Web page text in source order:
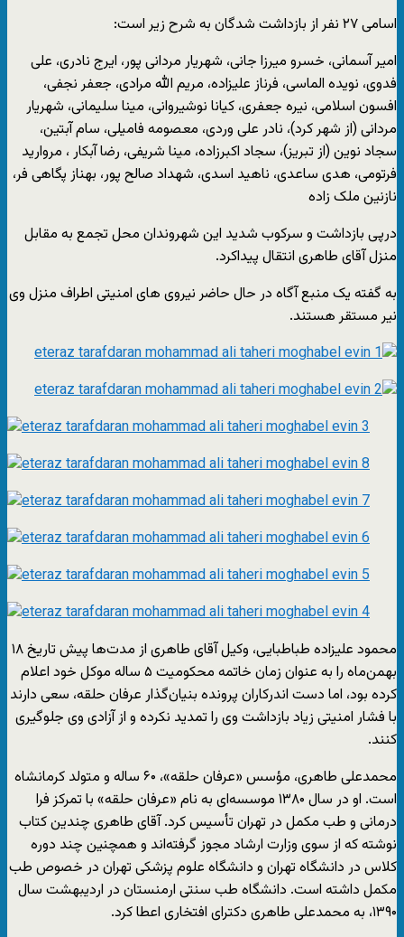
اسامی ۲۷ نفر از بازداشت شدگان به شرح زیر است:
امیر آسمانی، خسرو میرزا جانی، شهریار مردانی پور، ایرج نادری، علی
فدوی، نویده الماسی، فرناز علیزاده، مریم الله مرادی، جعفر نجفی،
افسون اسلامی، نیره جعفری، کیانا نوشیروانی، مینا سلیمانی، شهریار
مردانی (از شهر کرد)، نادر علی وردی، معصومه فامیلی، سام آبتین،
سجاد نوین (از تبریز)، سجاد اکبرزاده، مینا شریفی، رضا آبکار ، مروارید
فرتومی، هدی ساعدی، ناهید اسدی، شهداد صالح پور، بهناز پگاهی فر،
نازنین ملک زاده
درپی بازداشت و سرکوب شدید این شهروندان محل تجمع به مقابل
منزل آقای طاهری انتقال پیداکرد.
به گفته یک منبع آگاه در حال حاضر نیروی های امنیتی اطراف منزل وی
نیر مستقر هستند.
محمود علیزاده طباطبایی، وکیل آقای طاهری از مدت‌ها پیش تاریخ ۱۸
بهمن‌ماه را به عنوان زمان خاتمه محکومیت ۵ ساله موکل خود اعلام
کرده بود، اما دست اندرکاران پرونده بنیان‌گذار عرفان حلقه، سعی دارند
با فشار امنیتی زیاد بازداشت وی را تمدید نکرده و از آزادی وی جلوگیری
کنند.
محمدعلی طاهری، مؤسس «عرفان حلقه»، ۶۰ ساله و متولد کرمانشاه
است. او در سال ۱۳۸۰ موسسه‌ای به نام «عرفان حلقه» با تمرکز فرا
درمانی و طب مکمل در تهران تأسیس کرد. آقای طاهری چندین کتاب
نوشته که از سوی وزارت ارشاد مجوز گرفته‌اند و همچنین چند دوره
کلاس در دانشگاه تهران و دانشگاه علوم پزشکی تهران در خصوص طب
مکمل داشته است. دانشگاه طب سنتی ارمنستان در اردیبهشت سال
۱۳۹۰، به محمدعلی طاهری دکترای افتخاری اعطا کرد.